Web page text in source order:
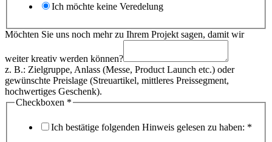
Ich möchte keine Veredelung
Möchten Sie uns noch mehr zu Ihrem Projekt sagen, damit wir
weiter kreativ werden können?
z. B.: Zielgruppe, Anlass (Messe, Product Launch etc.) oder
gewünschte Preislage (Streuartikel, mittleres Preissegment,
hochwertiges Geschenk).
Checkboxen *
Ich bestätige folgenden Hinweis gelesen zu haben: *